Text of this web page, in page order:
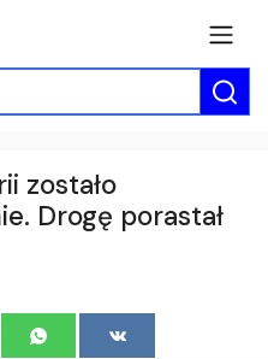
zostało
Drogę porastał